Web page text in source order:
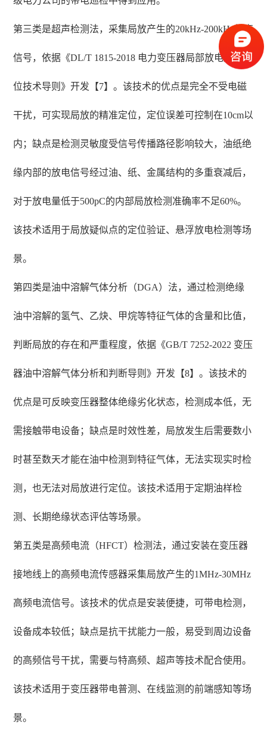
第三类是超声检测法，采集局放产生的20kHz-200kHz超声
信号，依据《DL/T 1815-2018 电力变压器局部放电超声定
位技术导则》开发【7】。该技术的优点是完全不受电磁
干扰，可实现局放的精准定位，定位误差可控制在10cm以
内；缺点是检测灵敏度受信号传播路径影响较大，油纸绝
缘内部的放电信号经过油、纸、金属结构的多重衰减后，
对于放电量低于500pC的内部局放检测准确率不足60%。
该技术适用于局放疑似点的定位验证、悬浮放电检测等场
景。
第四类是油中溶解气体分析（DGA）法，通过检测绝缘
油中溶解的氢气、乙炔、甲烷等特征气体的含量和比值，
判断局放的存在和严重程度，依据《GB/T 7252-2022 变压
器油中溶解气体分析和判断导则》开发【8】。该技术的
优点是可反映变压器整体绝缘劣化状态，检测成本低，无
需接触带电设备；缺点是时效性差，局放发生后需要数小
时甚至数天才能在油中检测到特征气体，无法实现实时检
测，也无法对局放进行定位。该技术适用于定期油样检
测、长期绝缘状态评估等场景。
第五类是高频电流（HFCT）检测法，通过安装在变压器
接地线上的高频电流传感器采集局放产生的1MHz-30MHz
高频电流信号。该技术的优点是安装便捷，可带电检测，
设备成本较低；缺点是抗干扰能力一般，易受到周边设备
的高频信号干扰，需要与特高频、超声等技术配合使用。
该技术适用于变压器带电普测、在线监测的前端感知等场
景。